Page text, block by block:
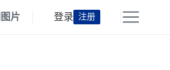
图片 登录 注册